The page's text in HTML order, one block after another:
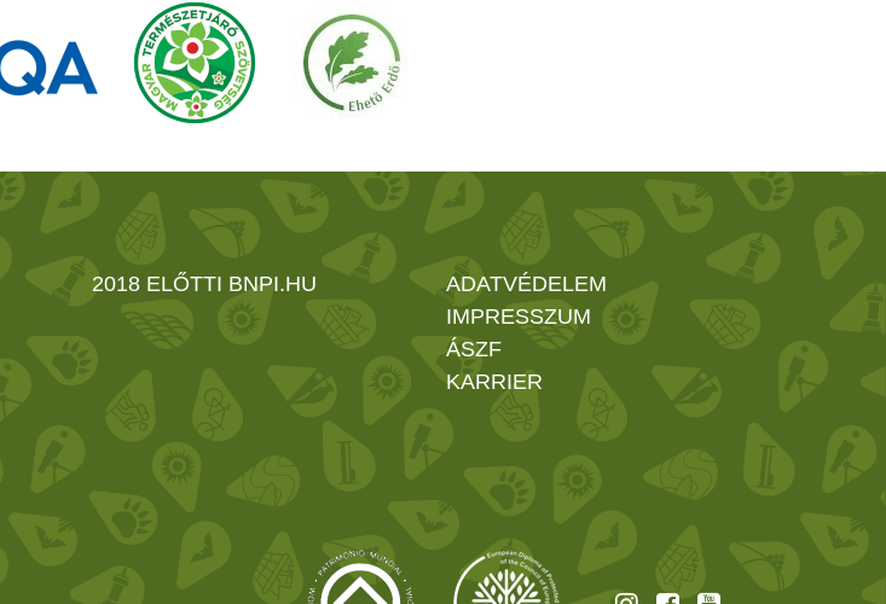
2018 ELŐTTI BNPI.HU
ADATVÉDELEM
IMPRESSZUM
ÁSZF
KARRIER